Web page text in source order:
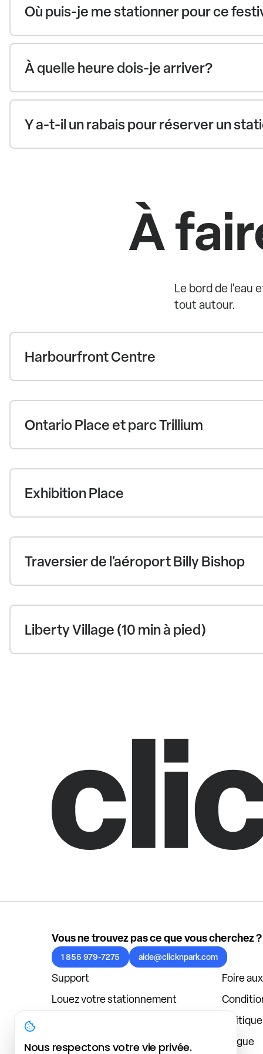
Où puis-je me stationner pour ce
À quelle heure dois-je arriver?
Y a-t-il un rabais pour réserver un
À
Le bord de l'eau
tout autour.
Harbourfront Centre
Ontario Place et parc Trillium
Exhibition Place
Traversier de l'aéroport Billy Bishop
Liberty Village (10 min à pied)
Vous ne trouvez pas ce que vous cherchez ?
1 855 979-7275 aide@clicknpark.com
Support
Foire
Louez votre stationnement
À propos
Blogue
Nous respectons votre vie privée.